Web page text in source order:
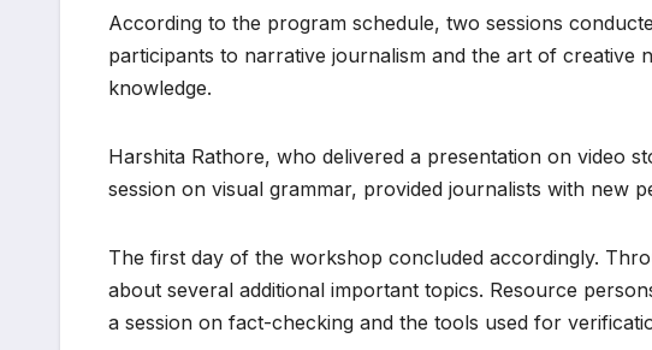
According to the program schedule, two sessions
participants to narrative journalism and the art of creative
knowledge.
Harshita Rathore, who delivered a presentation on video
session on visual grammar, provided journalists with new
The first day of the workshop concluded accordingly.
about several additional important topics. Resource
a session on fact-checking and the tools used for